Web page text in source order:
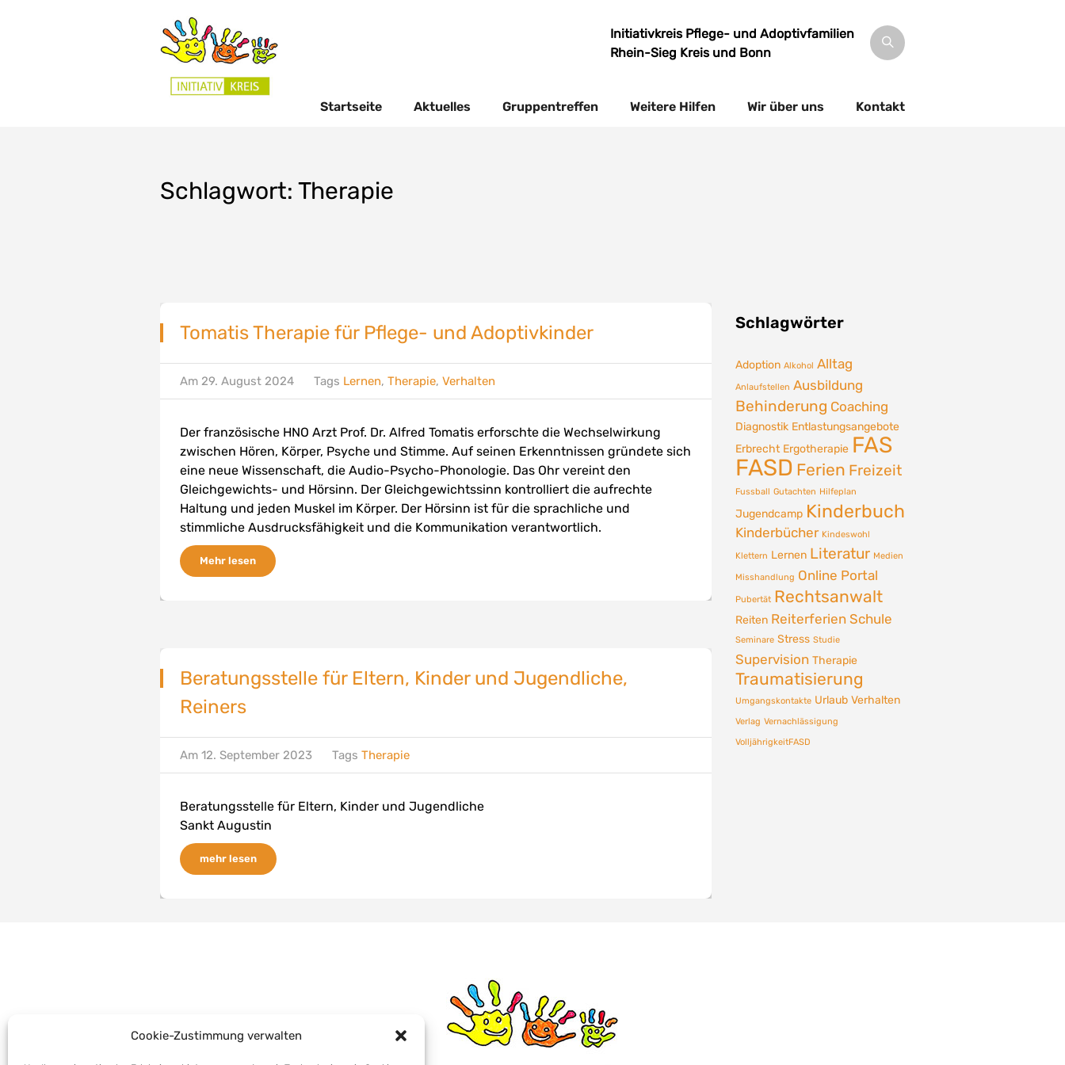
Cookie-Zustimmung verwalten
Initiativkreis Pflege- und Adoptivfamilien
Rhein-Sieg Kreis und Bonn
Startseite Aktuelles Gruppentreffen Weitere Hilfen Wir über uns Kontakt
Schlagwort: Therapie
Tomatis Therapie für Pflege- und Adoptivkinder
Am 29. August 2024 Tags Lernen, Therapie, Verhalten
Der französische HNO Arzt Prof. Dr. Alfred Tomatis erforschte die Wechselwirkung
zwischen Hören, Körper, Psyche und Stimme. Auf seinen Erkenntnissen gründete sich
eine neue Wissenschaft, die Audio-Psycho-Phonologie. Das Ohr vereint den
Gleichgewichts- und Hörsinn. Der Gleichgewichtssinn kontrolliert die aufrechte
Haltung und jeden Muskel im Körper. Der Hörsinn ist für die sprachliche und
stimmliche Ausdrucksfähigkeit und die Kommunikation verantwortlich.
Mehr lesen
Beratungsstelle für Eltern, Kinder und Jugendliche,
Reiners
Am 12. September 2023 Tags Therapie
Beratungsstelle für Eltern, Kinder und Jugendliche
Sankt Augustin
mehr lesen
Schlagwörter
Adoption Alkohol Alltag
Anlaufstellen Ausbildung
Behinderung Coaching
Diagnostik Entlastungsangebote
Erbrecht Ergotherapie FAS
FASD Ferien Freizeit
Fussball Gutachten Hilfeplan
Jugendcamp Kinderbuch
Kinderbücher Kindeswohl
Klettern Lernen Literatur Medien
Misshandlung Online Portal
Pubertät Rechtsanwalt
Reiten Reiterferien Schule
Seminare Stress Studie
Supervision Therapie
Traumatisierung
Umgangskontakte Urlaub Verhalten
Verlag Vernachlässigung
VolljährigkeitFASD